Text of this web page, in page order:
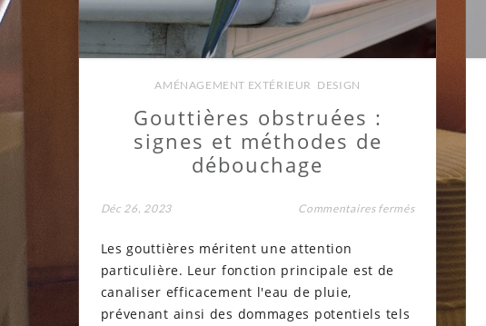
AMÉNAGEMENT EXTÉRIEUR DESIGN
Gouttières obstruées :
signes et méthodes de
débouchage
Déc 26, 2023 Commentaires ferméssur
Gouttières
obstruées
Les gouttières méritent une attention
particulière. Leur fonction principale est de
canaliser efficacement l'eau de pluie,
prévenant ainsi des dommages potentiels tels